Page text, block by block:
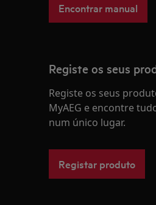
Encontrar manual
Registe os seus
Registe os seus
MyAEG e encontre
num único lugar.
Registar produto